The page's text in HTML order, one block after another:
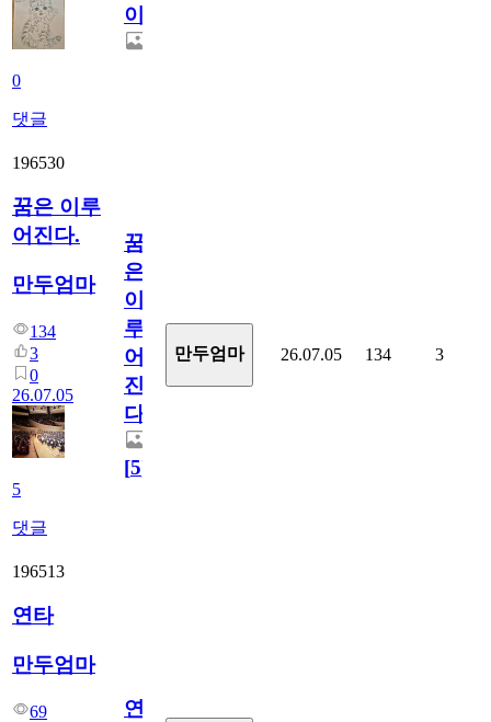
0
댓글
이
196530
꿈은 이루
어진다.
만두엄마
134
3
0
26.07.05
5
댓글
꿈
은
이
루
어
진
다.
[5]
만두엄마 26.07.05 134 3
196513
연타
만두엄마
69
연